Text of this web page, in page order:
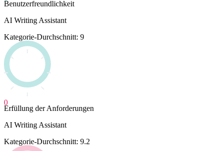
Benutzerfreundlichkeit
AI Writing Assistant
Kategorie-Durchschnitt: 9
0
Erfüllung der Anforderungen
AI Writing Assistant
Kategorie-Durchschnitt: 9.2